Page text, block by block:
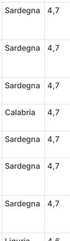
Sardegna 4,7
Sardegna 4,7
Sardegna 4,7
Calabria 4,7
Sardegna 4,7
Sardegna 4,7
Sardegna 4,7